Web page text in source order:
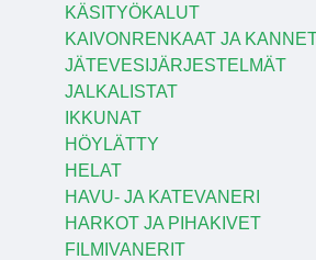
KÄSITYÖKALUT
KAIVONRENKAAT JA
JÄTEVESIJÄRJESTELMÄT
JALKALISTAT
IKKUNAT
HÖYLÄTTY
HELAT
HAVU- JA KATEVANERI
HARKOT JA PIHAKIVET
FILMIVANERIT